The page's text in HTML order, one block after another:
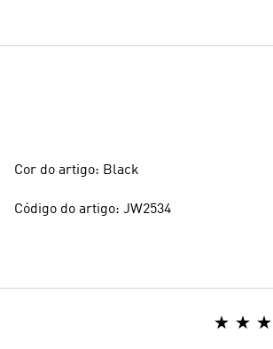
Cor do artigo: Black
Código do artigo: JW2534